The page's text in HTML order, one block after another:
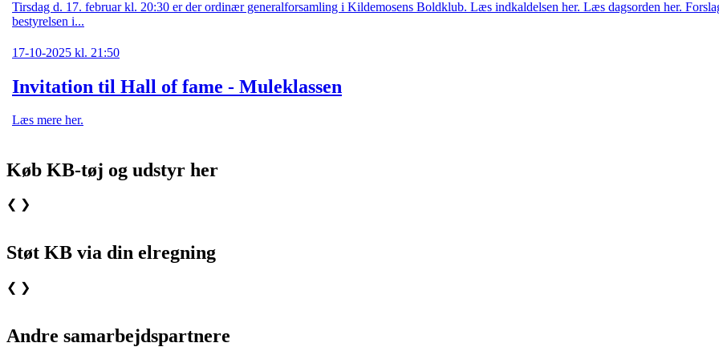
Tirsdag d. 17. februar kl. 20:30 er der ordinær generalforsamling i Kildemosens Boldklub. Læs indkaldelsen her. Læs dagsorden her.
bestyrelsen i...
17-10-2025 kl. 21:50
Invitation til Hall of fame - Muleklassen
Læs mere her.
Køb KB-tøj og udstyr her
❮ ❯
Støt KB via din elregning
❮ ❯
Andre samarbejdspartnere